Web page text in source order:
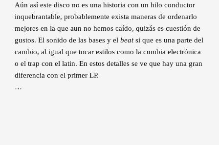
Aún así este disco no es una historia con un hilo conductor
inquebrantable, probablemente exista maneras de ordenarlo
mejores en la que aun no hemos caído, quizás es cuestión de
gustos. El sonido de las bases y el beatsi que es una parte del
cambio, al igual que tocar estilos como la cumbia electrónica
o el trap con el latin. En estos detalles se ve que hay una gran
diferencia con el primer LP.
…